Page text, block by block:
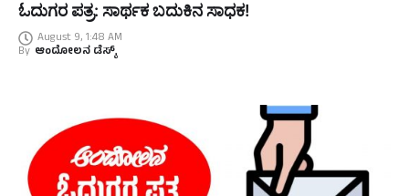
ಓದುಗರ ಪತ್ರ: ಸಾರ್ಥಕ ಬದುಕಿನ ಸಾಧಕ!
August 9, 1:48 AM
By ಆಂದೋಲನ ಡೆಸ್ಕ್